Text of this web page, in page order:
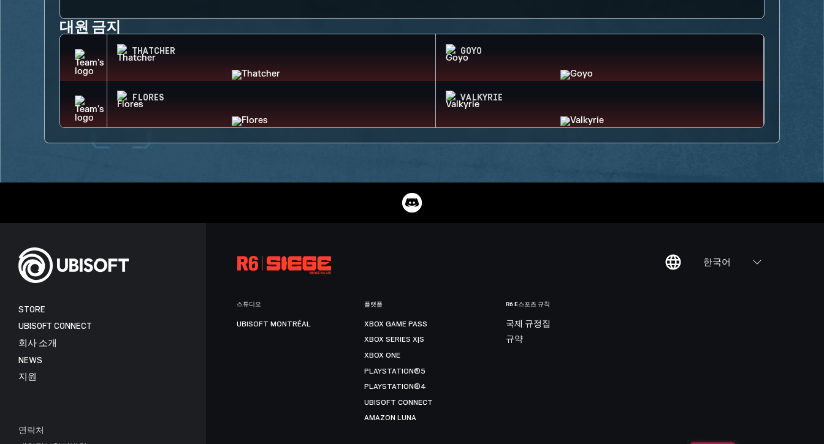
대원 금지
THATCHER GOYO
FLORES VALKYRIE
한국어
STORE
UBISOFT CONNECT
회사 소개
NEWS
지원
연락처
스튜디오
UBISOFT MONTRÉAL
플랫폼
XBOX GAME PASS
XBOX SERIES X|S
XBOX ONE
PLAYSTATION®5
PLAYSTATION®4
UBISOFT CONNECT
AMAZON LUNA
R6 E스포츠 규칙
국제 규정집
규약